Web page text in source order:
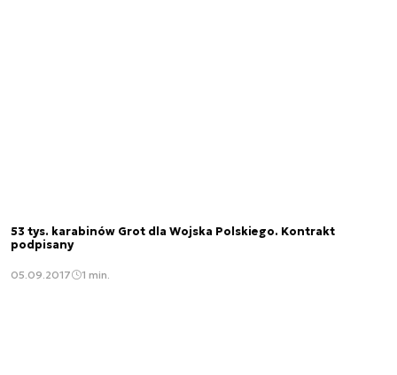
53 tys. karabinów Grot dla Wojska Polskiego. Kontrakt
podpisany
05.09.2017 1 min.